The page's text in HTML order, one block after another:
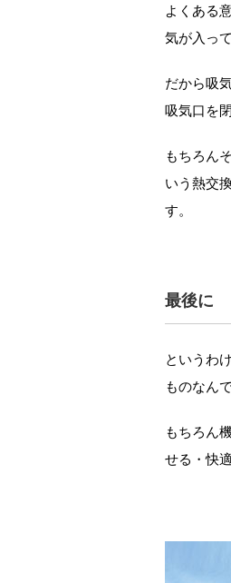
よくある
気が入っ
だから吸
吸気口を
もちろん
いう熱交
す。
最後に
というわ
ものなん
もちろん
せる・快